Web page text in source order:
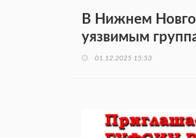
В Нижнем
уязвимым
01.12.2025 15:53